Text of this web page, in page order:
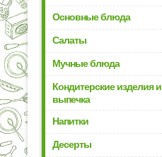
Основные блюда
Салаты
Мучные блюда
Кондитерские изделия и
выпечка
Напитки
Десерты